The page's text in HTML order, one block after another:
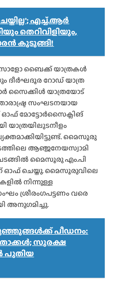
എച്ച്.ആർ
തെറിവിളിയും,
കുടുങ്ങി!
സോളോ ബൈക്ക് യാത്രകൾ
ദീർഘദൂര റോഡ് യാത്ര
സൈക്കിൾ യാത്രയോട്
സംഘടനയായ
ഓഫ് മോട്ടോർസൈക്ലിങ്
യാത്രയിലുടനീളം
മൈസൂരു
ആഞ്ജനേയസ്വാമി
ചടങ്ങിൽ മൈസൂരു എം.പി
ഓഫ് ചെയ്തു. മൈസൂരുവിലെ
നിന്നുള്ള
ശ്രീരംഗപട്ടണം വരെ
അനുഗമിച്ചു.
പീഡനം:
സുരക്ഷ
പുതിയ